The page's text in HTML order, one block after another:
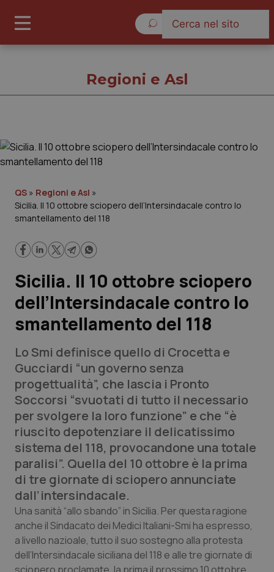
Governo e Parlamento
Regioni e Asl
Lavoro e Professioni
Scienza e Farmaci
Studi e Analisi
Lettere al direttore
Edizioni Regionali
QS Pro
Professionisti Sanitari.AI
Abruzzo
Basilicata
Calabria
QS Pro Gold
Artrite & artrosi
Asma & BPCO
QS Club Newsletter
Regioni e Asl
QS » Regioni e Asl »
Sicilia. Il 10 ottobre sciopero dell’Intersindacale contro lo
smantellamento del 118
Sicilia. Il 10 ottobre sciopero
dell’Intersindacale contro lo
smantellamento del 118
Lo Smi definisce quello di Crocetta e
Gucciardi “un governo senza
progettualità”, che lascia i Pronto
Soccorsi “svuotati di tutto il necessario
per svolgere la loro funzione” e che “è
riuscito depotenziare il delicatissimo
sistema del 118, provocandone una totale
paralisi”. Quella del 10 ottobre è la prima
di tre giornate di sciopero annunciate
dall’intersindacale.
Una sanità “allo sbando” in Sicilia. Per questa ragione
anche il Sindacato dei Medici Italiani-Smi ha espresso,
a livello nazioale, tutto il suo sostegno alla protesta
dell’Intersindacale siciliana del 118 e alle tre giornate di